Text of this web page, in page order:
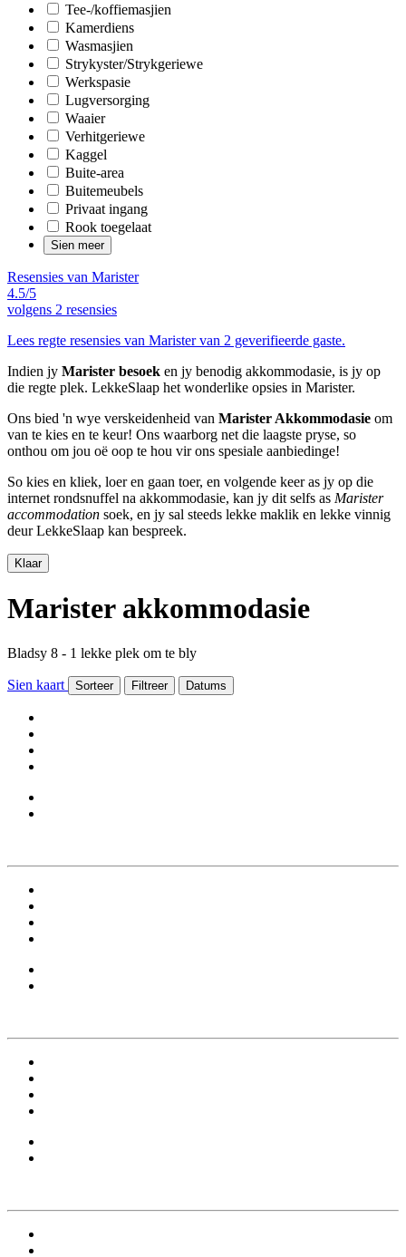
Tee-/koffiemasjien
Kamerdiens
Wasmasjien
Strykyster/Strykgeriewe
Werkspasie
Lugversorging
Waaier
Verhitgeriewe
Kaggel
Buite-area
Buitemeubels
Privaat ingang
Rook toegelaat
Sien meer
Resensies van Marister
4.5/5
volgens 2 resensies
Lees regte resensies van Marister van 2 geverifieerde gaste.
Indien jy Marister besoek en jy benodig akkommodasie, is jy op
die regte plek. LekkeSlaap het wonderlike opsies in Marister.
Ons bied 'n wye verskeidenheid van Marister Akkommodasie om
van te kies en te keur! Ons waarborg net die laagste pryse, so
onthou om jou oë oop te hou vir ons spesiale aanbiedinge!
So kies en kliek, loer en gaan toer, en volgende keer as jy op die
internet rondsnuffel na akkommodasie, kan jy dit selfs as Marister
accommodation soek, en jy sal steeds lekke maklik en lekke vinnig
deur LekkeSlaap kan bespreek.
Klaar
Marister akkommodasie
Bladsy 8 - 1 lekke plek om te bly
Sien kaart Sorteer Filtreer Datums